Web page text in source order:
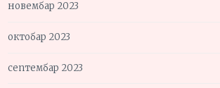
новембар 2023
октобар 2023
септембар 2023